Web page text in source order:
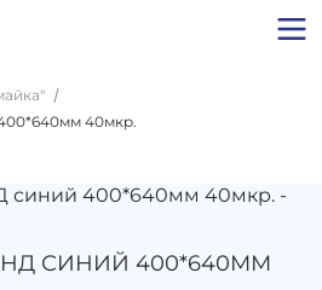
40мкр.
СИНИЙ 400*640ММ